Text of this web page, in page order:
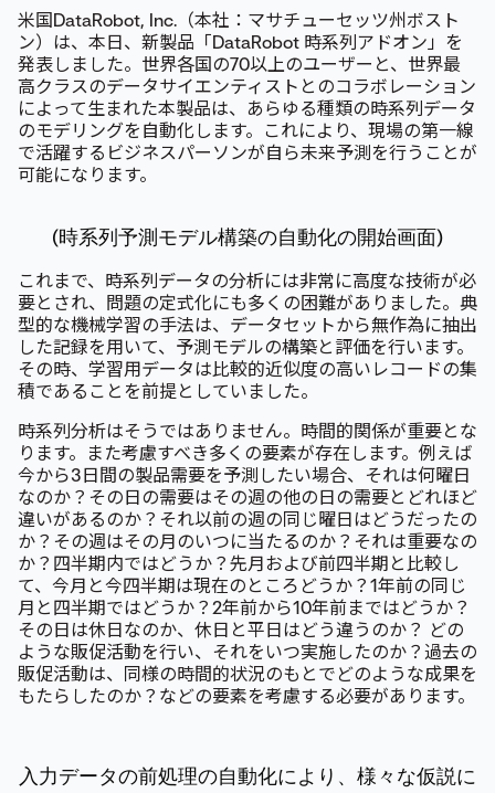
米国DataRobot, Inc.（本社：マサチューセッツ州ボスト
ン）は、本日、新製品「DataRobot 時系列アドオン」を
発表しました。世界各国の70以上のユーザーと、世界最
高クラスのデータサイエンティストとのコラボレーション
によって生まれた本製品は、あらゆる種類の時系列データ
のモデリングを自動化します。これにより、現場の第一線
で活躍するビジネスパーソンが自ら未来予測を行うことが
可能になります。
(時系列予測モデル構築の自動化の開始画面)
これまで、時系列データの分析には非常に高度な技術が必
要とされ、問題の定式化にも多くの困難がありました。典
型的な機械学習の手法は、データセットから無作為に抽出
した記録を用いて、予測モデルの構築と評価を行います。
その時、学習用データは比較的近似度の高いレコードの集
積であることを前提としていました。
時系列分析はそうではありません。時間的関係が重要とな
ります。また考慮すべき多くの要素が存在します。例えば
今から3日間の製品需要を予測したい場合、それは何曜日
なのか？その日の需要はその週の他の日の需要とどれほど
違いがあるのか？それ以前の週の同じ曜日はどうだったの
か？その週はその月のいつに当たるのか？それは重要なの
か？四半期内ではどうか？先月および前四半期と比較し
て、今月と今四半期は現在のところどうか？1年前の同じ
月と四半期ではどうか？2年前から10年前まではどうか？
その日は休日なのか、休日と平日はどう違うのか？ どの
ような販促活動を行い、それをいつ実施したのか？過去の
販促活動は、同様の時間的状況のもとでどのような成果を
もたらしたのか？などの要素を考慮する必要があります。
入力データの前処理の自動化により、様々な仮説に